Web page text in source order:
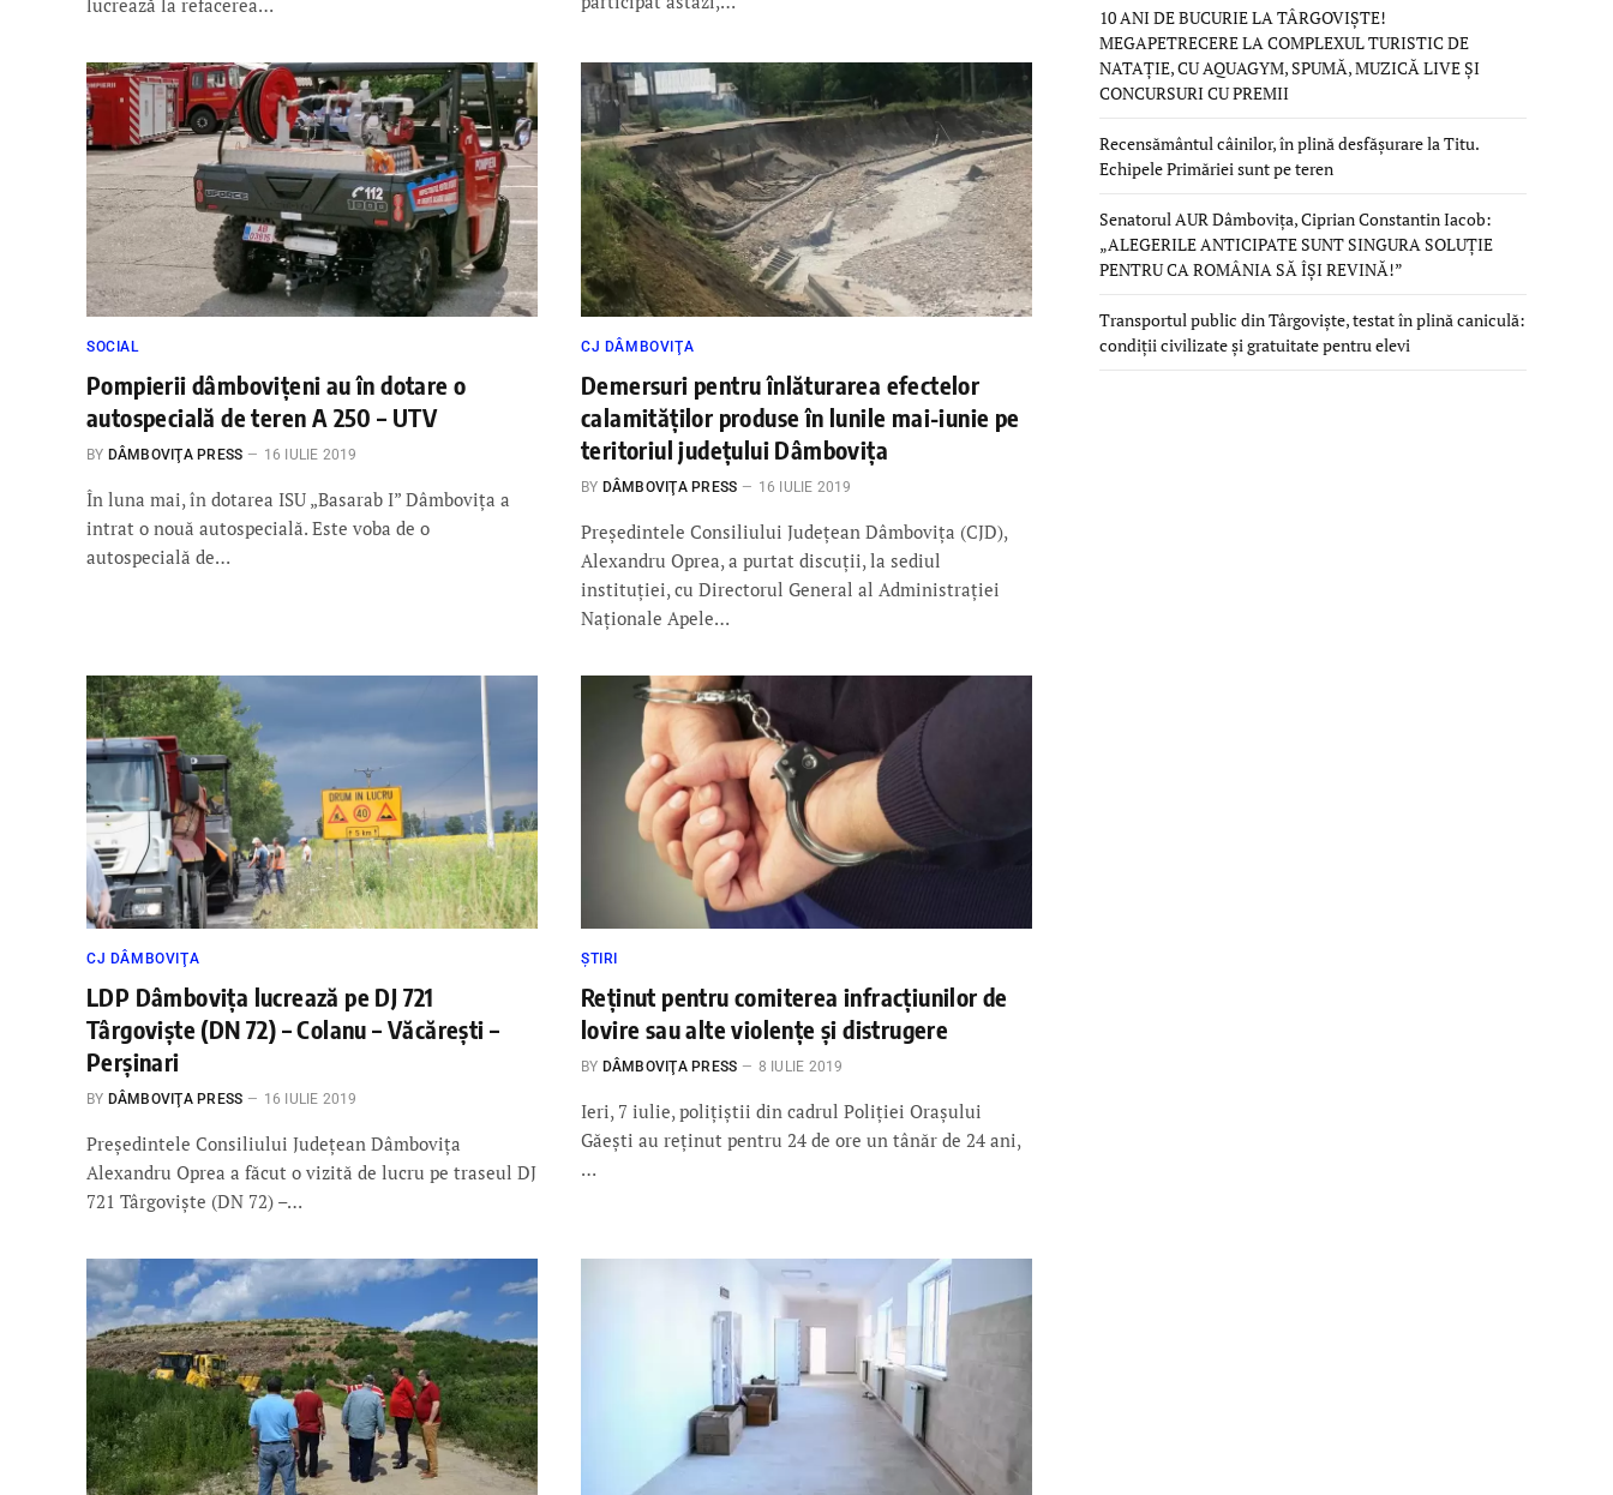
lucrează la refacerea…
SOCIAL
Pompierii dâmboviţeni au în dotare o
autospecială de teren A 250 – UTV
BY DÂMBOVIŢA PRESS 16 IULIE 2019
În luna mai, în dotarea ISU „Basarab I” Dâmboviţa a
intrat o nouă autospecială. Este voba de o
autospecială de…
CJ DÂMBOVIŢA
Demersuri pentru înlăturarea efectelor
calamităților produse în lunile mai-iunie pe
teritoriul județului Dâmbovița
BY DÂMBOVIŢA PRESS 16 IULIE 2019
Președintele Consiliului Județean Dâmbovița (CJD),
Alexandru Oprea, a purtat discuții, la sediul
instituției, cu Directorul General al Administrației
Naționale Apele…
CJ DÂMBOVIŢA
LDP Dâmboviţa lucrează pe DJ 721
Târgoviște (DN 72) – Colanu – Văcărești –
Perșinari
BY DÂMBOVIŢA PRESS 16 IULIE 2019
Președintele Consiliului Județean Dâmbovița
Alexandru Oprea a făcut o vizită de lucru pe traseul DJ
721 Târgoviște (DN 72) –…
ȘTIRI
Reținut pentru comiterea infracțiunilor de
lovire sau alte violențe și distrugere
BY DÂMBOVIŢA PRESS 8 IULIE 2019
Ieri, 7 iulie, polițiștii din cadrul Poliției Orașului
Găești au reținut pentru 24 de ore un tânăr de 24 ani,
…
10 ANI DE BUCURIE LA TÂRGOVIȘTE!
MEGAPETRECERE LA COMPLEXUL TURISTIC DE
NATAȚIE, CU AQUAGYM, SPUMĂ, MUZICĂ LIVE ȘI
CONCURSURI CU PREMII
Recensământul câinilor, în plină desfășurare la Titu.
Echipele Primăriei sunt pe teren
Senatorul AUR Dâmbovița, Ciprian Constantin Iacob:
„ALEGERILE ANTICIPATE SUNT SINGURA SOLUȚIE
PENTRU CA ROMÂNIA SĂ ÎȘI REVINĂ!”
Transportul public din Târgoviște, testat în plină caniculă:
condiții civilizate și gratuitate pentru elevi